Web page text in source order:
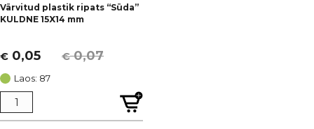
Värvitud plastik ripats “Süda”
KULDNE 15X14 mm
€0,07
Algne
hind
oli:
€ 0,07.
€ 0,05
Current
price
is:
€ 0,05.
Laos: 87